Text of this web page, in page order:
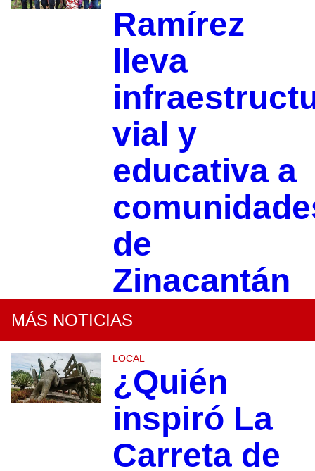
Ramírez
lleva
vial y
educativa a
de
Zinacantán
MÁS NOTICIAS
LOCAL
¿Quién
inspiró La
Carreta de